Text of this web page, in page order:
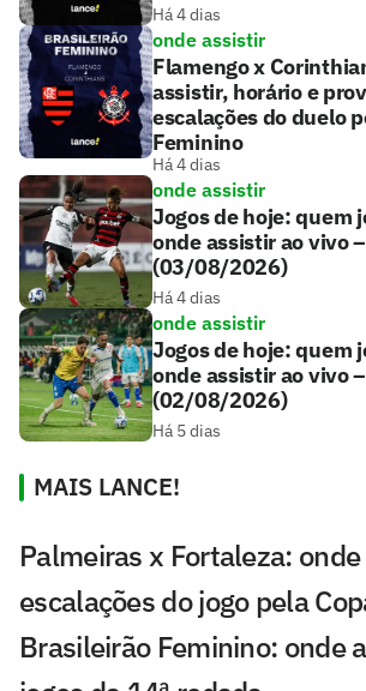
Há 4 dias
onde assistir
Flamengo x
assistir, horário e
escalações do duelo
Feminino
Há 4 dias
onde assistir
Jogos de hoje: quem
onde assistir ao vivo
(03/08/2026)
Há 4 dias
onde assistir
Jogos de hoje: quem
onde assistir ao vivo
(02/08/2026)
Há 5 dias
MAIS LANCE!
Palmeiras x Fortaleza:
escalações do jogo pela
Brasileirão Feminino: onde